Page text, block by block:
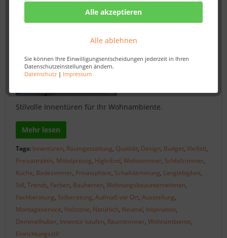
Alle akzeptieren
Alle ablehnen
Sie können Ihre Einwilligungsentscheidungen jederzeit in Ihren
Datenschutzeinstellungen ändern.
Datenschutz| Impressum
für jedes Budget - Demmelhuber
Von: Nadine Wagner
Stilvolle Innentüren für Ihr Wohnambiente.
Mehr lesen
Tags: Innentüren, Raumgestaltung, Qualität, Design, Budget, Vielfalt,
Preisattraktiv, Mittelpreisig, High-End, Wohnzimmer, Schlafzimmer,
Küche, Badezimmer, Privatsphäre, Schalldämmung, Langlebigkeit,
Stil, Trends, Farben, Bauherren, Wohnungsbauunternehmen,
Fachberatung, Stilberatung, Aufmaß vor Ort, Ausstellung,
Montageservice, Holztöne, Natürlich, Neutral, Inspiration,
Demmelhuber, Innentür kaufen, Raumtrenner, Wohnambiente,
Einrichtungsstil